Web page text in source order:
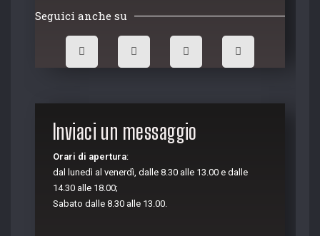
Seguici anche su
Inviaci un messaggio
Orari di apertura:
dal lunedì al venerdì, dalle 8.30 alle 13.00 e dalle
14.30 alle 18.00;
Sabato dalle 8.30 alle 13.00.